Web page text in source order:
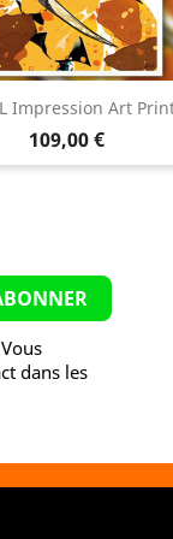
Impression Art
Prix
109,00 €
Aperçu rapide
dans les